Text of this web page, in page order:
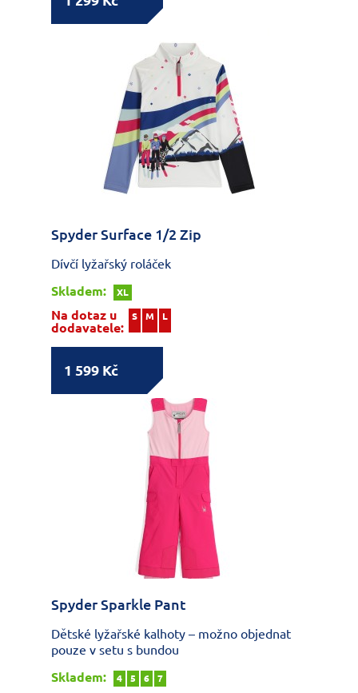
Spyder Surface 1/2 Zip
Dívčí lyžařský roláček
Skladem:
XL
Na dotaz u
dodavatele:
S M L
1 599 Kč
Spyder Sparkle Pant
Dětské lyžařské kalhoty – možno objednat
pouze v setu s bundou
Skladem:
4 5 6 7